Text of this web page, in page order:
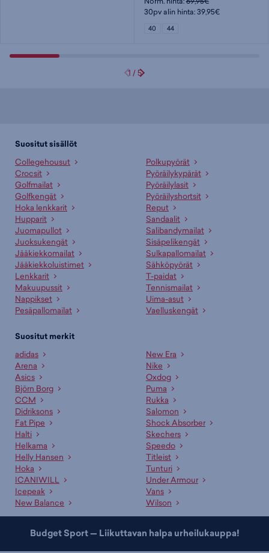
30pv alin hinta: 39,95€
40 44
1 /5
Suositut sisällöt
Collegehousut
Crocsit
Golfmailat
Golfkengät
Hoka lenkkarit
Hupparit
Juomapullot
Juoksukengät
Jääkiekkomailat
Jääkiekkoluistimet
Lenkkarit
Makuupussit
Nappikset
Pesäpallomailat
Polkupyörät
Pyöräilykypärät
Pyöräilylasit
Pyöräilyshortsit
Reput
Sandaalit
Salibandymailat
Sisäpelikengät
Sulkapallomailat
Sähköpyörät
T-paidat
Tennismailat
Uima-asut
Vaelluskengät
Suositut merkit
adidas
Arena
Asics
Björn Borg
CCM
Didriksons
Fat Pipe
Halti
Helkama
Helly Hansen
Hoka
ICANIWILL
Icepeak
New Balance
New Era
Nike
Oxdog
Puma
Rukka
Salomon
Shock Absorber
Skechers
Speedo
Titleist
Tunturi
Under Armour
Vans
Wilson
Budget Sport — Liikuttavan halpa urheilukauppa!